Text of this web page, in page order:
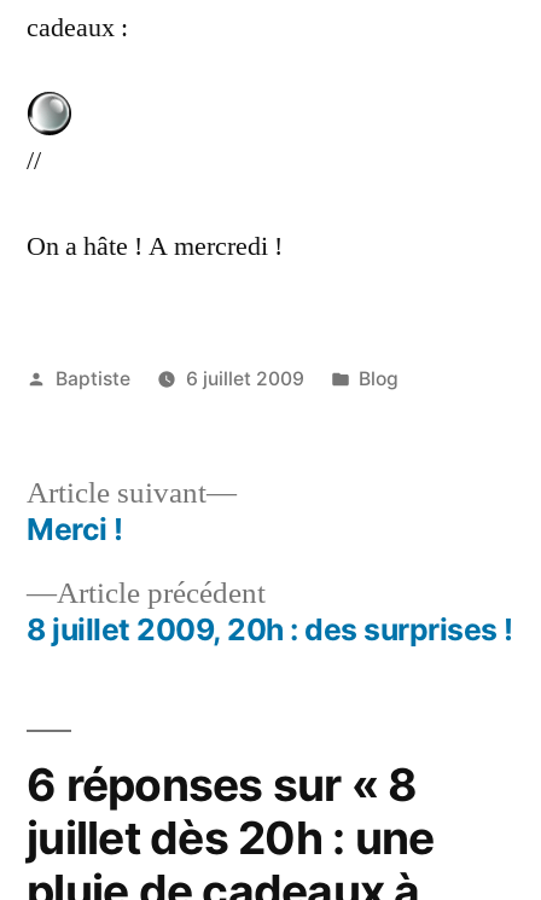
cadeaux :
//
On a hâte ! A mercredi !
Publié
Baptiste 6 juillet 2009
Publié
Blog
Navigation
de
l’article
Article précédentArticle
précédent :
8 juillet 2009, 20h : des surprises !
Article suivant
Article
Merci !
6 réponses sur « 8
juillet dès 20h : une